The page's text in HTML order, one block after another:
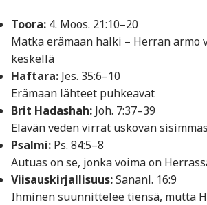
Toora: 4. Moos. 21:10–20
Matka erämaan halki – Herran armo
keskellä
Haftara: Jes. 35:6–10
Erämaan lähteet puhkeavat
Brit Hadashah: Joh. 7:37–39
Elävän veden virrat uskovan
Psalmi: Ps. 84:5–8
Autuas on se, jonka voima on
Viisauskirjallisuus:Sananl. 16:9
Ihminen suunnittelee tiensä, mutta